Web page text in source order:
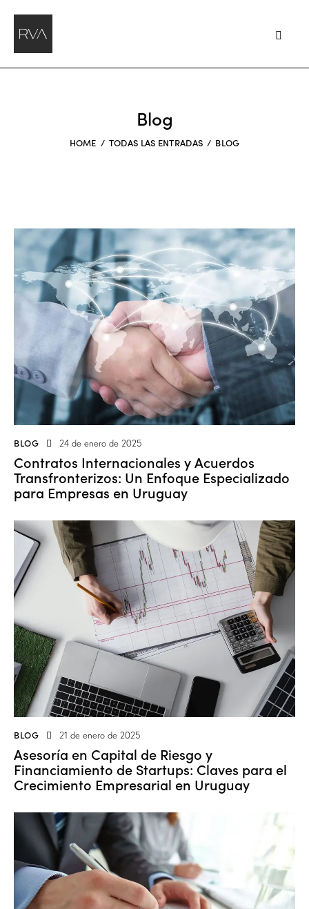
Blog
HOME TODAS LAS ENTRADAS BLOG
BLOG 24 de enero de 2025
Contratos Internacionales y Acuerdos
Transfronterizos: Un Enfoque Especializado
para Empresas en Uruguay
BLOG 21 de enero de 2025
Asesoría en Capital de Riesgo y
Financiamiento de Startups: Claves para el
Crecimiento Empresarial en Uruguay